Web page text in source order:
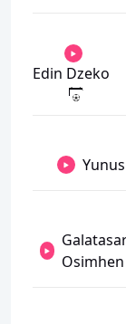
Edin Dzeko
Osimhen